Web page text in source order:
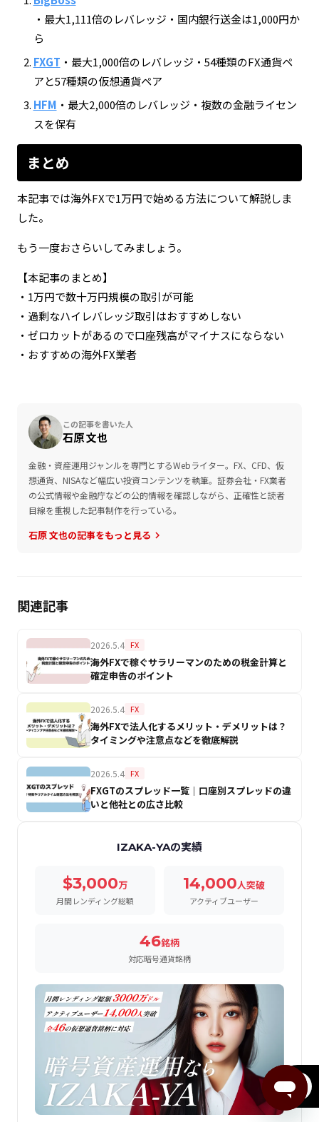
・最大1,111倍のレバレッジ・国内銀行送金は1,000円か
ら
FXGT ・最大1,000倍のレバレッジ・54種類のFX通貨ペ
アと57種類の仮想通貨ペア
HFM ・最大2,000倍のレバレッジ・複数の金融ライセン
スを保有
まとめ
本記事では海外FXで1万円で始める方法について解説しま
した。
もう一度おさらいしてみましょう。
【本記事のまとめ】
・1万円で数十万円規模の取引が可能
・過剰なハイレバレッジ取引はおすすめしない
・ゼロカットがあるので口座残高がマイナスにならない
・おすすめの海外FX業者
この記事を書いた人
石原 文也
金融・資産運用ジャンルを専門とするWebライター。FX、CFD、仮
想通貨、NISAなど幅広い投資コンテンツを執筆。証券会社・FX業者
の公式情報や金融庁などの公的情報を確認しながら、正確性と読者
目線を重視した記事制作を行っている。
石原 文也の記事をもっと見る keyboard_arrow_right
関連記事
2026.5.4 FX
海外FXで稼ぐサラリーマンのための税金計算と
確定申告のポイント
2026.5.4 FX
海外FXで法人化するメリット・デメリットは？
タイミングや注意点などを徹底解説
2026.5.4 FX
FXGTのスプレッド一覧｜口座別スプレッドの違
いと他社との広さ比較
IZAKA-YAの実績
$3,000万
月間レンディング総額
14,000人突破
アクティブユーザー
46銘柄
対応暗号通貨銘柄
menu